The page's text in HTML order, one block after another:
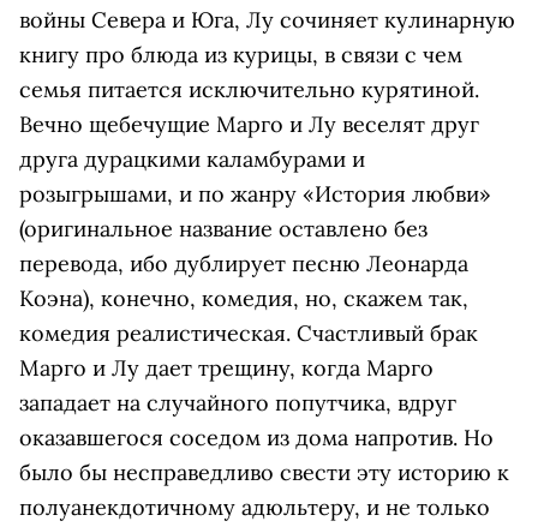
войны Севера и Юга, Лу сочиняет кулинарную
книгу про блюда из курицы, в связи с чем
семья питается исключительно курятиной.
Вечно щебечущие Марго и Лу веселят друг
друга дурацкими каламбурами и
розыгрышами, и по жанру «История любви»
(оригинальное название оставлено без
перевода, ибо дублирует песню Леонарда
Коэна), конечно, комедия, но, скажем так,
комедия реалистическая. Счастливый брак
Марго и Лу дает трещину, когда Марго
западает на случайного попутчика, вдруг
оказавшегося соседом из дома напротив. Но
было бы несправедливо свести эту историю к
полуанекдотичному адюльтеру, и не только